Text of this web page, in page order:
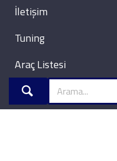
İletişim
Tuning
Araç Listesi